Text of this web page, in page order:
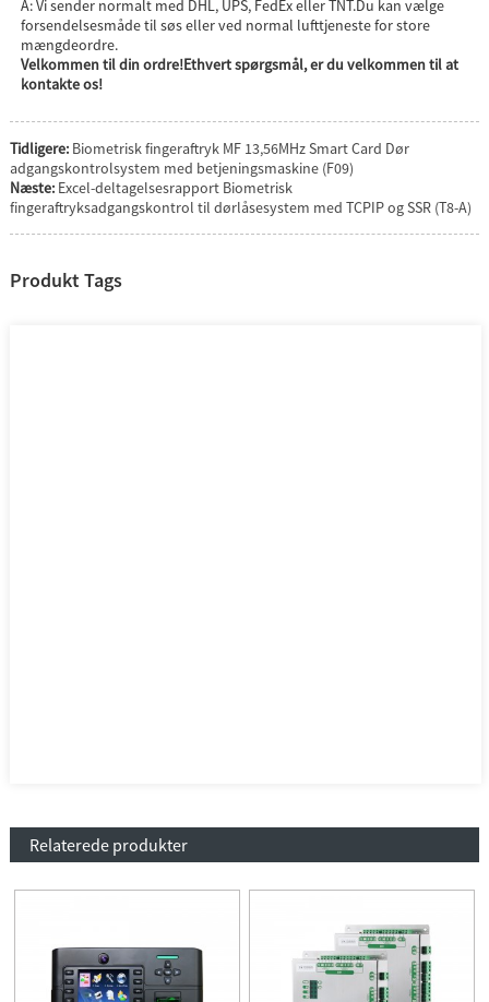
A: Vi sender normalt med DHL, UPS, FedEx eller TNT.Du kan vælge
forsendelsesmåde til søs eller ved normal lufttjeneste for store
mængdeordre.
Velkommen til din ordre!Ethvert spørgsmål, er du velkommen til at
kontakte os!
Tidligere: Biometrisk fingeraftryk MF 13,56MHz Smart Card Dør
adgangskontrolsystem med betjeningsmaskine (F09)
Næste: Excel-deltagelsesrapport Biometrisk
fingeraftryksadgangskontrol til dørlåsesystem med TCPIP og SSR (T8-A)
Produkt Tags
Relaterede produkter